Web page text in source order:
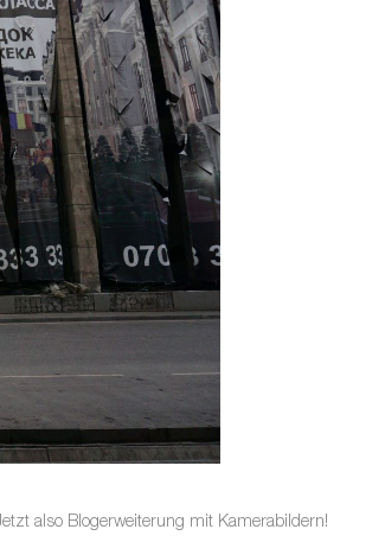
also Blogerweiterung mit Kamerabildern!